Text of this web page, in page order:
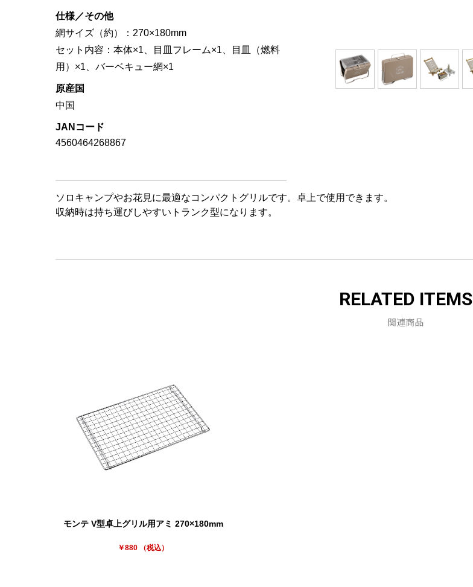
仕様／その他
網サイズ（約）：270×180mm
セット内容：本体×1、目皿フレーム×1、目皿（燃料
用）×1、バーベキュー網×1
原産国
中国
JANコード
4560464268867
ソロキャンプやお花見に最適なコンパクトグリルです。卓上で使用できます。
収納時は持ち運びしやすいトランク型になります。
RELATED ITEMS
関連商品
モンテ V型卓上グリル用アミ 270×180mm
￥880 （税込）